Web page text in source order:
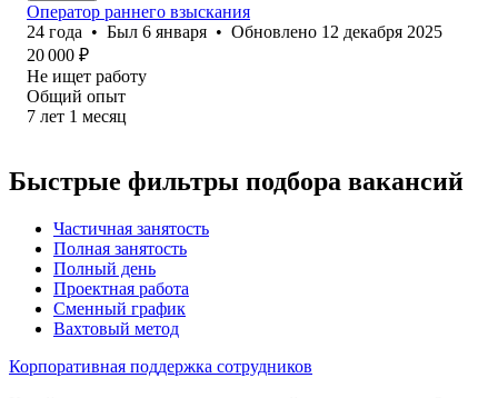
Оператор раннего взыскания
24 года • Был 6 января • Обновлено 12 декабря 2025
20 000 ₽
Не ищет работу
Общий опыт
7 лет 1 месяц
Быстрые фильтры подбора вакансий
Частичная занятость
Полная занятость
Полный день
Проектная работа
Сменный график
Вахтовый метод
Корпоративная поддержка сотрудников